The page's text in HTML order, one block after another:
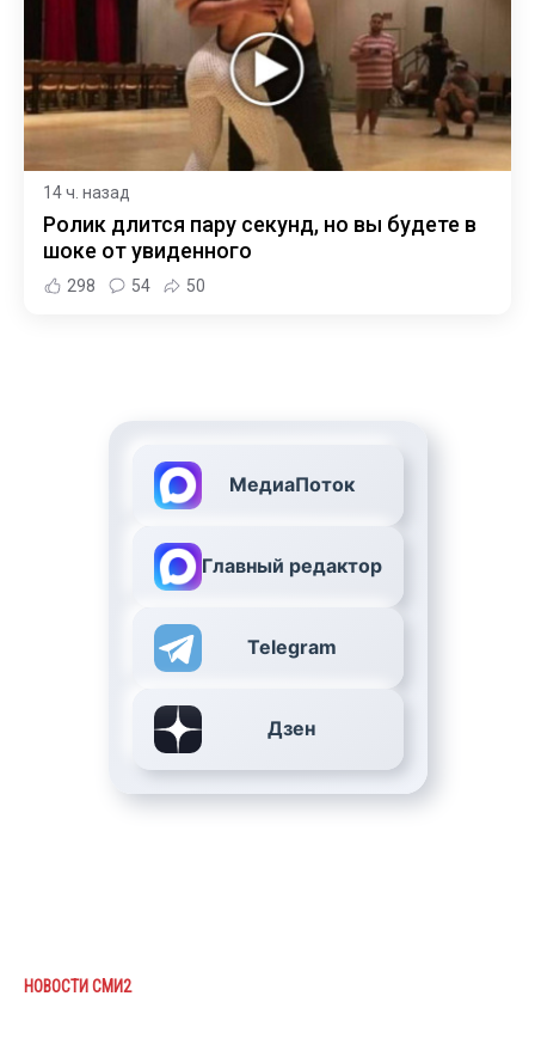
14 ч. назад
Ролик длится пару секунд, но вы будете в
шоке от увиденного
298 54 50
МедиаПоток
Главный редактор
Telegram
Дзен
НОВОСТИ СМИ2